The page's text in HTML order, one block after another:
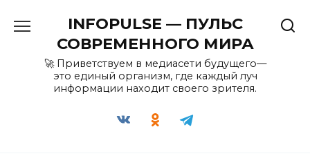
содержанию
INFOPULSE — ПУЛЬС
СОВРЕМЕННОГО МИРА
🚀 Приветствуем в медиасети будущего—
это единый организм, где каждый луч
информации находит своего зрителя.